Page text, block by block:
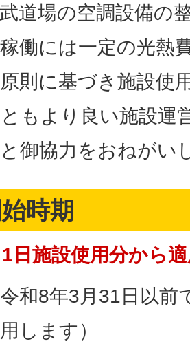
道場の空調設備の
働には一定の光熱
則に基づき施設使
もより良い施設運
御協力をおねがい
時期
日施設使用分から
令和8年3月31日以
します）